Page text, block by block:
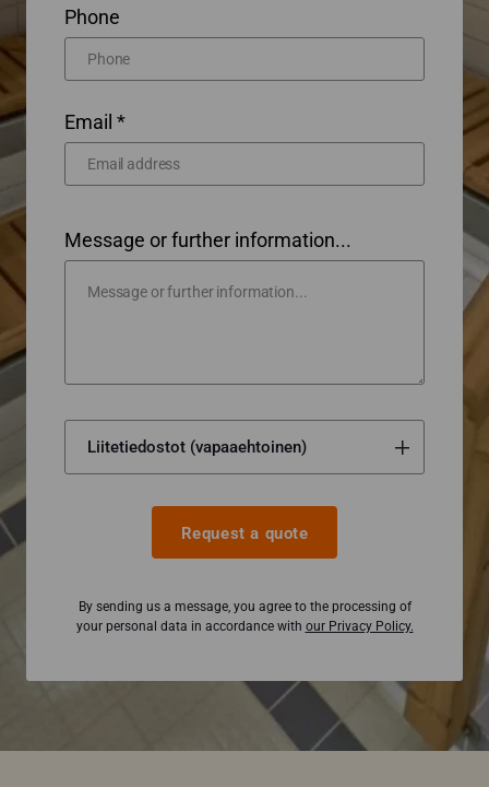
Phone
Email *
Message or further information...
Request a quote
By sending us a message, you agree to the processing of
your personal data in accordance with our Privacy Policy.